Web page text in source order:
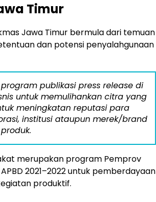
Timur
Jawa Timur bermula dari temuan
dan potensi penyalahgunaan
publikasi press release di
untuk memulihankan citra yang
meningkatan reputasi para
institusi ataupun merek/brand
produk.
merupakan program Pemprov
2021–2022 untuk pemberdayaan
produktif.